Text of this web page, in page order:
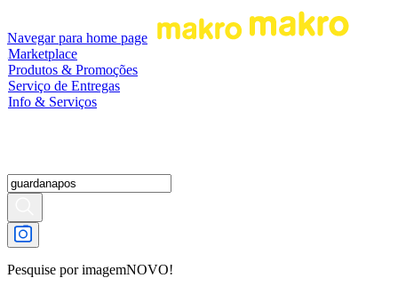
Navegar para home page
Marketplace
Produtos & Promoções
Serviço de Entregas
Info & Serviços
Pesquise por imagemNOVO!